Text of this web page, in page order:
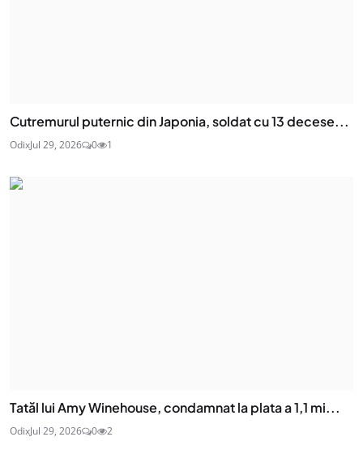
Cutremurul puternic din Japonia, soldat cu 13 decese...
OdixJul 29, 2026 0 1
Tatăl lui Amy Winehouse, condamnat la plata a 1,1 mi...
OdixJul 29, 2026 0 2